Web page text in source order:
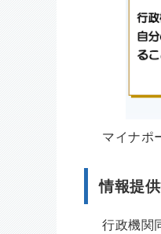
マイナポ
情報提
行政機関